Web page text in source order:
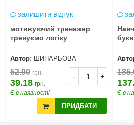
залишити відгук
мотивуючий тренажер
тренуємо логіку
Автор: ШИПАРЬОВА
- +
52.00 грн.
39.18 грн.
Є в наявності
ПРИДБАТИ
Є в